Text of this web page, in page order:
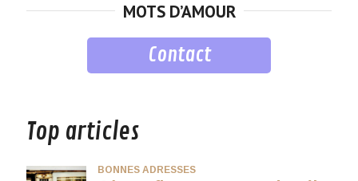
MOTS D’AMOUR
Contact
Top articles